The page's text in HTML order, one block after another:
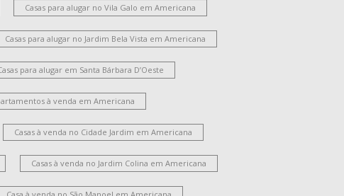
Casas para alugar no Vila Galo em Americana
Casas para alugar no Jardim Bela Vista em Americana
para alugar em Santa Bárbara D’Oeste
à venda em Americana
Casas à venda no Cidade Jardim em Americana
Casas à venda no Jardim Colina em Americana